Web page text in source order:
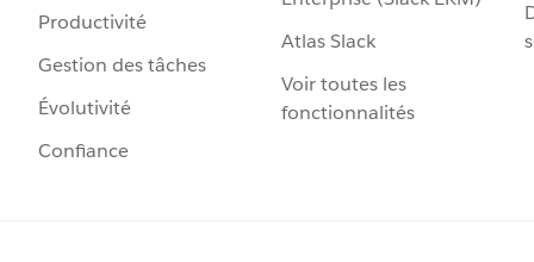
Productivité
Gestion des tâches
Évolutivité
Confiance
Atlas Slack
Voir toutes les
fonctionnalités